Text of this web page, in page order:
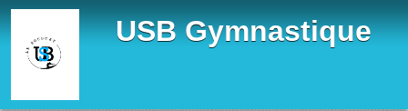
USB Gymnastique
Panneau de gestion des cookies